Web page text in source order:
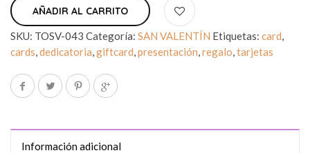
AÑADIR AL CARRITO
SKU: TOSV-043 Categoría: SAN VALENTÍN Etiquetas: card,
cards,dedicatoria,giftcard,presentación,regalo,tarjetas
Información adicional